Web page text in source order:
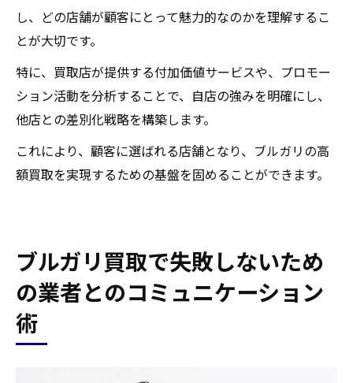
し、どの店舗が顧客にとって魅力的なのかを理解するこ
とが大切です。
特に、買取店が提供する付加価値サービスや、プロモー
ション活動を分析することで、自店の強みを明確にし、
他店との差別化戦略を構築します。
これにより、顧客に選ばれる店舗となり、ブルガリの高
額買取を実現するための基盤を固めることができます。
ブルガリ買取で失敗しないため
の業者とのコミュニケーション
術